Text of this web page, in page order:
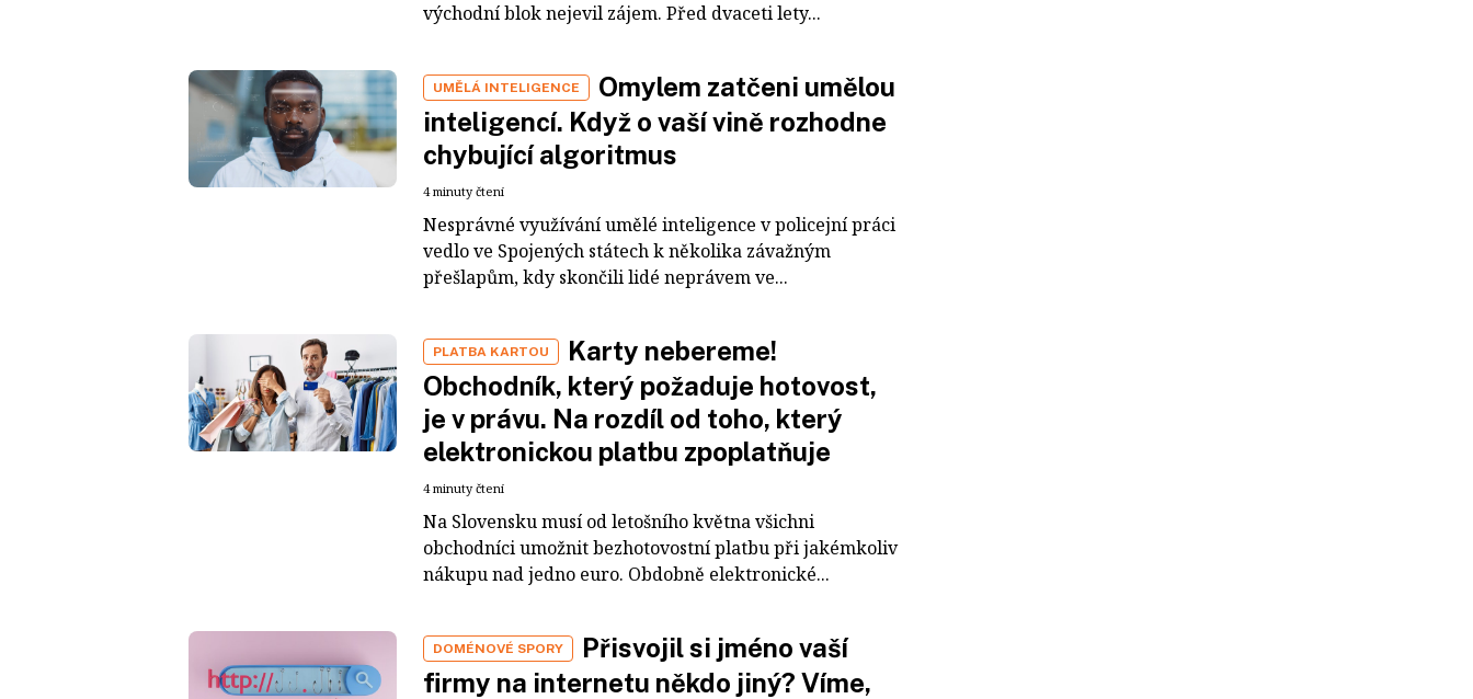
východní blok nejevil zájem. Před dvaceti lety...
UMĚLÁ INTELIGENCE
Omylem zatčeni umělou
inteligencí. Když o vaší vině rozhodne
chybující algoritmus
4 minuty čtení
Nesprávné využívání umělé inteligence v policejní práci
vedlo ve Spojených státech k několika závažným
přešlapům, kdy skončili lidé neprávem ve...
PLATBA KARTOU
Karty nebereme!
Obchodník, který požaduje hotovost,
je v právu. Na rozdíl od toho, který
elektronickou platbu zpoplatňuje
4 minuty čtení
Na Slovensku musí od letošního května všichni
obchodníci umožnit bezhotovostní platbu při jakémkoliv
nákupu nad jedno euro. Obdobně elektronické...
DOMÉNOVÉ SPORY
Přisvojil si jméno vaší
firmy na internetu někdo jiný? Víme,